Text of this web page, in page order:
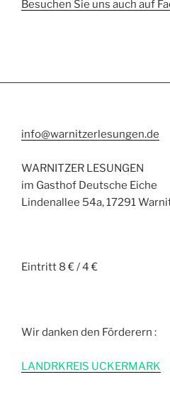
Besuchen Sie uns auch auf
info@warnitzerlesungen.de
WARNITZER LESUNGEN
im Gasthof Deutsche Eiche
Lindenallee 54a, 17291
Eintritt 8 € / 4 €
Wir danken den Förderern :
LANDRKREIS UCKERMARK